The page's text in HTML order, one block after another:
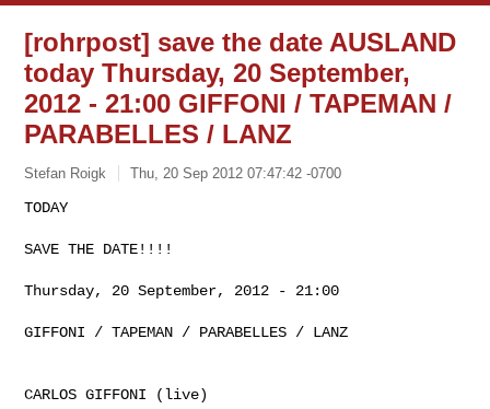
[rohrpost] save the date AUSLAND
today Thursday, 20 September,
2012 - 21:00 GIFFONI / TAPEMAN /
PARABELLES / LANZ
Stefan Roigk Thu, 20 Sep 2012 07:47:42 -0700
TODAY
SAVE THE DATE!!!!
Thursday, 20 September, 2012 - 21:00
GIFFONI / TAPEMAN / PARABELLES / LANZ
CARLOS GIFFONI (live)